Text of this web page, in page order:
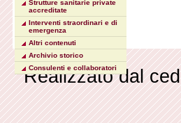
Strutture sanitarie private
accreditate
Interventi straordinari e di
emergenza
Altri contenuti
Archivio storico
Consulenti e collaboratori
Realizzato dal